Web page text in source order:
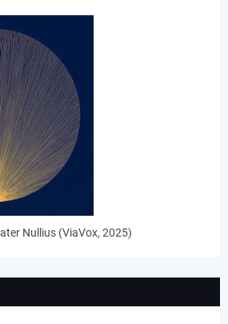
Nullius (ViaVox, 2025)